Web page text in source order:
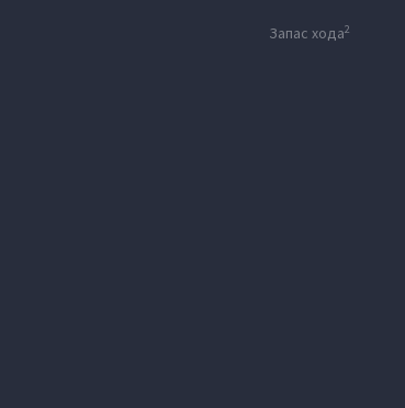
Запас хода2